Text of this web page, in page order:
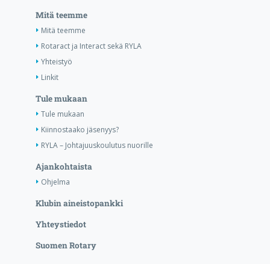
Mitä teemme
Mitä teemme
Rotaract ja Interact sekä RYLA
Yhteistyö
Linkit
Tule mukaan
Tule mukaan
Kiinnostaako jäsenyys?
RYLA – Johtajuuskoulutus nuorille
Ajankohtaista
Ohjelma
Klubin aineistopankki
Yhteystiedot
Suomen Rotary